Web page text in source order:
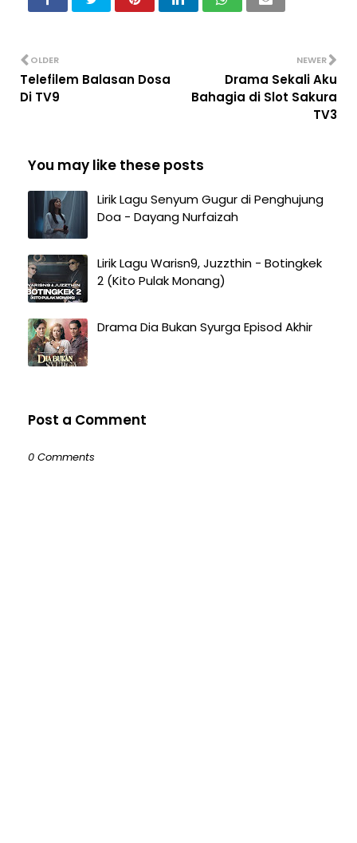
NEWER
Drama Sekali Aku
Bahagia di Slot Sakura
TV3
OLDER
Telefilem Balasan Dosa
Di TV9
You may like these posts
Lirik Lagu Senyum Gugur di Penghujung
Doa - Dayang Nurfaizah
Lirik Lagu Warisn9, Juzzthin - Botingkek
2 (Kito Pulak Monang)
Drama Dia Bukan Syurga Episod Akhir
Post a Comment
0 Comments